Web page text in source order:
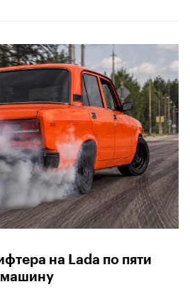
на Lada по пяти
машину